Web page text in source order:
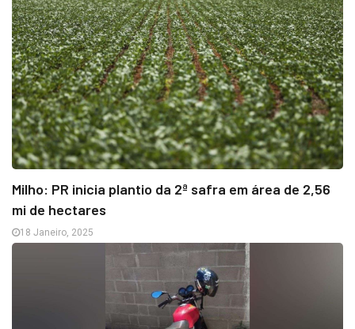
Milho: PR inicia plantio da 2ª safra em área de 2,56
mi de hectares
18 Janeiro, 2025